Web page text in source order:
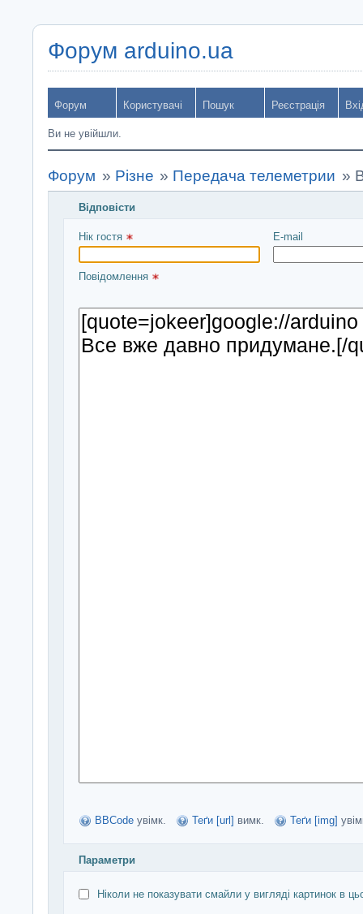
Форум arduino.ua
Форум Користувачі Пошук Реєстрація
Ви не увійшли.
Форум » Різне » Передача телеметрии »
Відповісти
Введіть повідомлення і натисніть Надіслати
Нік гостя E-mail
Повідомлення
BBCode увімк. Теґи [url] вимк. Теґи [img]
Параметри
Ніколи не показувати смайли у вигляді картинок в